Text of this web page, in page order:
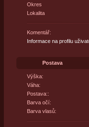
Okres
Lokalita
Komentář:
Informace na profilu
Postava
Výška:
Váha:
Postava::
Barva očí:
Barva vlasů: